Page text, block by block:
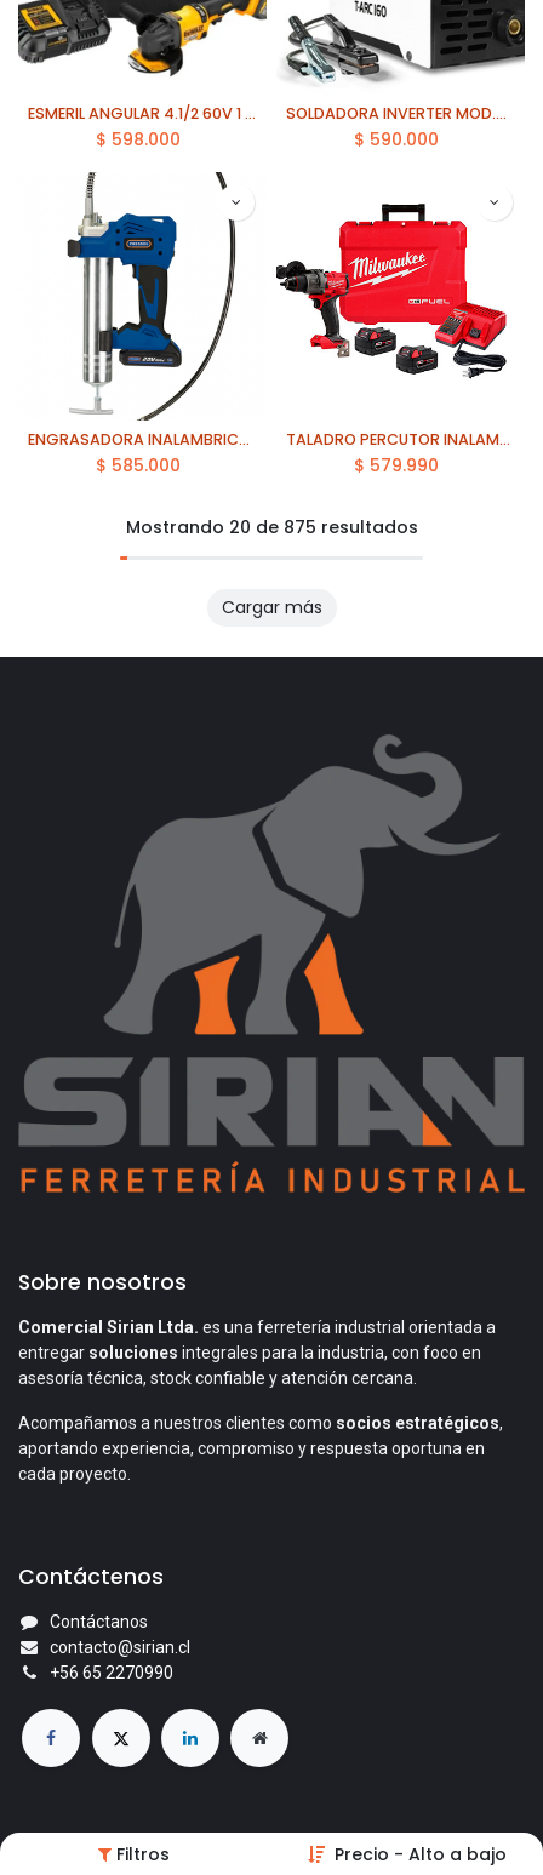
Filtros Precio - Alto a bajo
ESMERIL ANGULAR 4.1/2 60V 1 BAT. 6.0Ah DEWALT (DCG418T1-B2)
$ 598.000
SOLDADORA INVERTER MOD.T-ARC 160 ACX + EQUIPO TIG MOD.801097 TELWIN
$ 590.000
ENGRASADORA INALAMBRICA 20V - 2000 mAh. PRESSOL MODELO 18051
$ 585.000
TALADRO PERCUTOR INALAMBRICO FUEL M18 MILWAUKEE (2904-259)
$ 579.990
Mostrando 20 de 875 resultados
Cargar más
Sobre nosotros
Comercial Sirian Ltda. es una ferretería industrial orientada a
entregar soluciones integrales para la industria, con foco en
asesoría técnica, stock confiable y atención cercana.
Acompañamos a nuestros clientes como socios estratégicos,
aportando experiencia, compromiso y respuesta oportuna en
cada proyecto.
Contáctenos
Contáctanos
contacto@sirian.cl
+56 65 2270990
© 2026 Comercial Sirian Ltda. Todos los derechos reservados.